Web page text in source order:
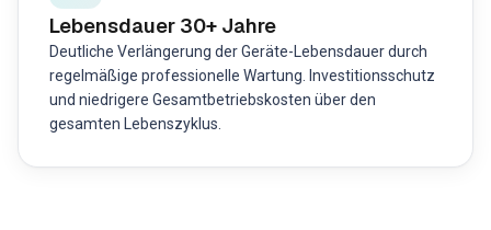
Lebensdauer 30+ Jahre
Deutliche Verlängerung der Geräte-Lebensdauer durch
regelmäßige professionelle Wartung. Investitionsschutz
und niedrigere Gesamtbetriebskosten über den
gesamten Lebenszyklus.